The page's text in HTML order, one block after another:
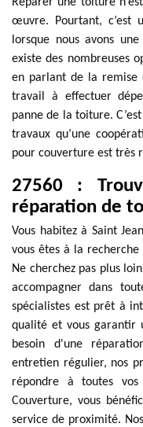
œuvre. Pourtant, c’est
lorsque nous avons
existe des nombreuses
en parlant de la remise
travail à effectuer
panne de la toiture.
travaux qu’une
pour couverture est très
27560 :
réparation de
Vous habitez à Saint
vous êtes à la
Ne cherchez pas plus
accompagner dans
spécialistes est prêt à
qualité et vous garantir
besoin d'une
entretien régulier, nos
répondre à toutes vos
Couverture, vous
service de proximité.